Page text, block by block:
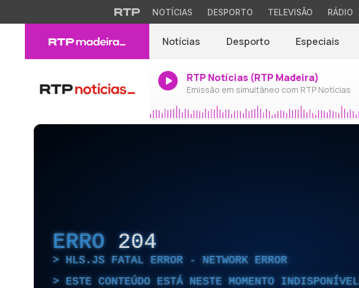
NOTÍCIAS DESPORTO TELEVISÃO RÁDIO
Notícias Desporto Especiais
RTP Notícias (RTP Madeira)
Emissão em simultâneo com RTP Notícias
ERRO 204
HLS.JS FATAL ERROR - NETWORK ERROR
ESTE CONTEÚDO ESTÁ NESTE MOMENTO INDISPONÍVEL